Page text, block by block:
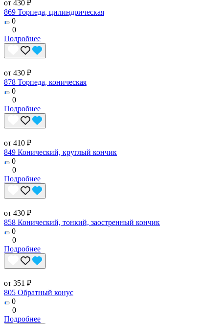
от 430 ₽
869 Торпеда, цилиндрическая
0
0
Подробнее
от 430 ₽
878 Торпеда, коническая
0
0
Подробнее
от 410 ₽
849 Конический, круглый кончик
0
0
Подробнее
от 430 ₽
858 Конический, тонкий, заостренный кончик
0
0
Подробнее
от 351 ₽
805 Обратный конус
0
0
Подробнее